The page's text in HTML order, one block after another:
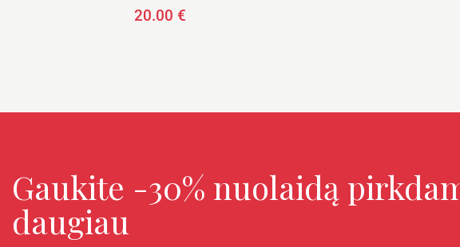
20.00 €
Gaukite -30% nuolaidą
daugiau